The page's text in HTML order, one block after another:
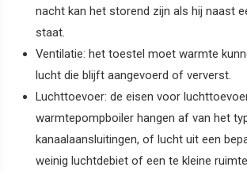
nacht kan het storend zijn als hij naast
staat.
Ventilatie: het toestel moet warmte
lucht die blijft aangevoerd of ververst.
Luchttoevoer: de eisen voor
warmtepompboiler hangen af van het
kanaalaansluitingen, of lucht uit een
weinig luchtdebiet of een te kleine